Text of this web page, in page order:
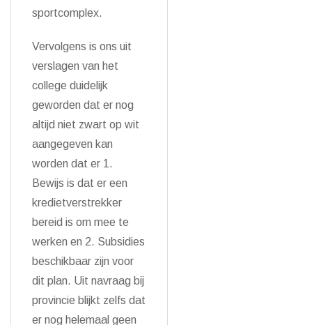
sportcomplex.
Vervolgens is ons uit
verslagen van het
college duidelijk
geworden dat er nog
altijd niet zwart op wit
aangegeven kan
worden dat er 1.
Bewijs is dat er een
kredietverstrekker
bereid is om mee te
werken en 2. Subsidies
beschikbaar zijn voor
dit plan. Uit navraag bij
provincie blijkt zelfs dat
er nog helemaal geen